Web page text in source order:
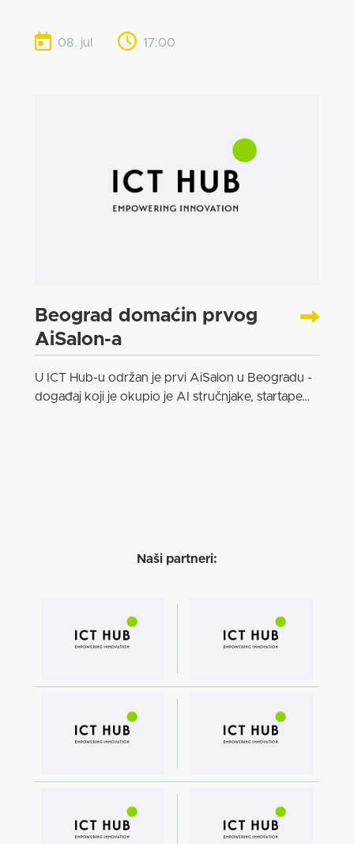
08. jul 17:00
Beograd domaćin prvog
AiSalon-a
U ICT Hub-u održan je prvi AiSalon u Beogradu -
događaj koji je okupio je AI stručnjake, startape…
Naši partneri: